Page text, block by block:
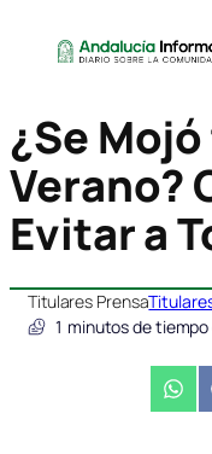
¿Se
Verano?
Evitar a
Titulares Prensa
1 minutos de
en